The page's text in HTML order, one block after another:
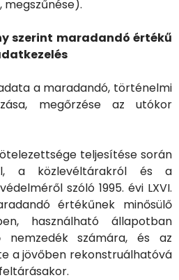
szerint maradandó értékű
a maradandó, történelmi
megőrzése az utókor
teljesítése során
a közlevéltárakról és a
szóló 1995. évi LXVI.
értékűnek minősülő
használható állapotban
nemzedék számára, és az
a jövőben rekonstruálhatóvá